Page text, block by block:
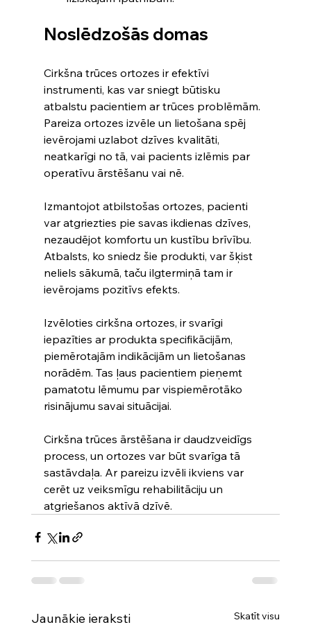
Noslēdzošās domas
Cirkšna trūces ortozes ir efektīvi
instrumenti, kas var sniegt būtisku
atbalstu pacientiem ar trūces problēmām.
Pareiza ortozes izvēle un lietošana spēj
ievērojami uzlabot dzīves kvalitāti,
neatkarīgi no tā, vai pacients izlēmis par
operatīvu ārstēšanu vai nē.
Izmantojot atbilstošas ortozes, pacienti
var atgriezties pie savas ikdienas dzīves,
nezaudējot komfortu un kustību brīvību.
Atbalsts, ko sniedz šie produkti, var šķist
neliels sākumā, taču ilgtermiņā tam ir
ievērojams pozitīvs efekts.
Izvēloties cirkšna ortozes, ir svarīgi
iepazīties ar produkta specifikācijām,
piemērotajām indikācijām un lietošanas
norādēm. Tas ļaus pacientiem pieņemt
pamatotu lēmumu par vispiemērotāko
risinājumu savai situācijai.
Cirkšna trūces ārstēšana ir daudzveidīgs
process, un ortozes var būt svarīga tā
sastāvdaļa. Ar pareizu izvēli ikviens var
cerēt uz veiksmīgu rehabilitāciju un
atgriešanos aktīvā dzīvē.
Jaunākie ieraksti Skatīt visu